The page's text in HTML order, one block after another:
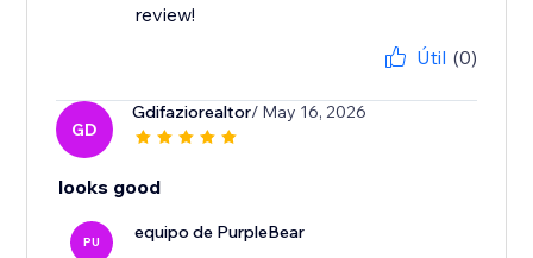
review!
Útil (0)
GD
Gdifaziorealtor/ May 16, 2026
looks good
PU equipo de PurpleBear